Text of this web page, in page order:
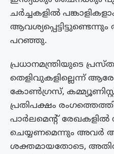
ചർച്ചകളിൽ
പറഞ്ഞു.
പ്രധാനമന്ത്രിയുടെ
തെളിവുകളില്ലെന്ന്
കോൺഗ്രസ്, കമ്മ്യൂണിസ്റ്റ്
പ്രതിപക്ഷം
പാർലമെന്റ് രേഖകളിൽ
ചെയ്യണമെന്നും അവർ
ശക്തമായതോടെ,